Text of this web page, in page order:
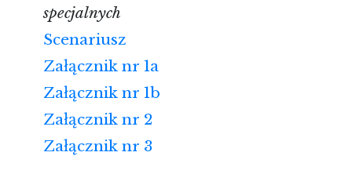
specjalnych
Scenariusz
Załącznik nr 1a
Załącznik nr 1b
Załącznik nr 2
Załącznik nr 3